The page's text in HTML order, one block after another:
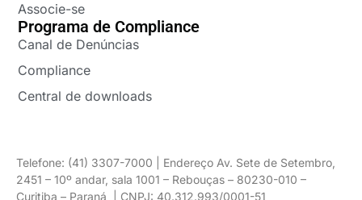
Associe-se
Programa de Compliance
Canal de Denúncias
Compliance
Central de downloads
Telefone: (41) 3307-7000 | Endereço Av. Sete de Setembro,
2451 – 10º andar, sala 1001 – Rebouças – 80230-010 –
Curitiba – Paraná | CNPJ: 40.312.993/0001-51